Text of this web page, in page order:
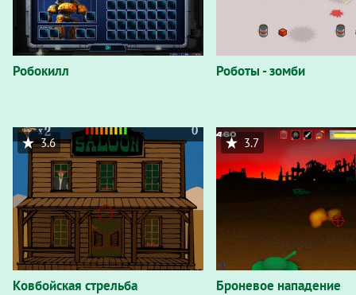
Робокилл Роботы - зомби
Ковбойская стрельба
3.6
Броневое нападение
3.7